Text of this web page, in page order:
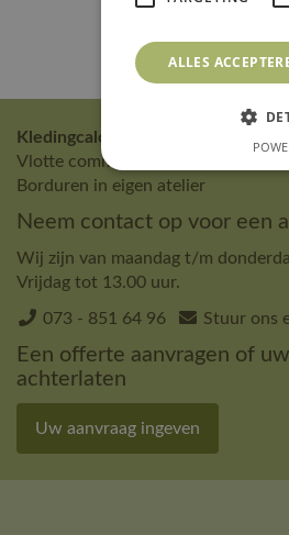
Kledingcalculator 's-
Vlotte communicatie • Ruime
Borduren in eigen atelier
Neem contact op voor een
Wij zijn van maandag t/m
Vrijdag tot 13.00 uur.
073 - 851 64 96 Stuur ons
Een offerte aanvragen of
achterlaten
Uw aanvraag ingeven
ALLES